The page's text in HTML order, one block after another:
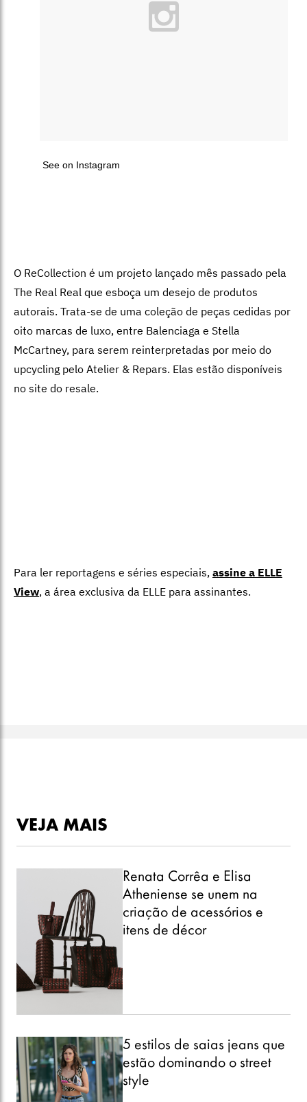
See on Instagram
O ReCollection é um projeto lançado mês passado pela
The Real Real que esboça um desejo de produtos
autorais. Trata-se de uma coleção de peças cedidas por
oito marcas de luxo, entre Balenciaga e Stella
McCartney, para serem reinterpretadas por meio do
upcycling pelo Atelier & Repars. Elas estão disponíveis
no site do resale.
Para ler reportagens e séries especiais, assine a ELLE
View, a área exclusiva da ELLE para assinantes.
VEJA MAIS
Renata Corrêa e Elisa
Atheniense se unem na
criação de acessórios e
itens de décor
5 estilos de saias jeans que
estão dominando o street
style